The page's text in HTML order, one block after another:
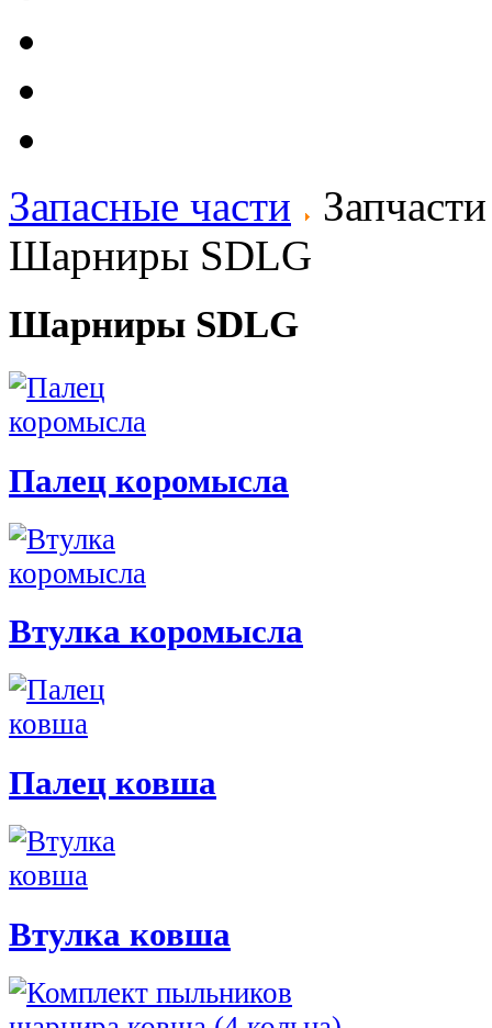
Запасные части
Шарниры SDLG
Шарниры SDLG
Палец коромысла
Втулка коромысла
Палец ковша
Втулка ковша